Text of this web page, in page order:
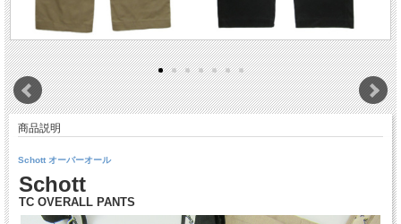
商品説明
Schott オーバーオール
Schott
TC OVERALL PANTS